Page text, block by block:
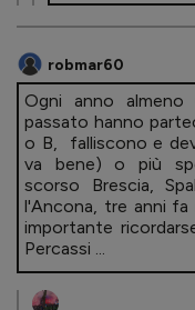
robmar60
Ogni anno
passato hanno
o B, falliscono e
va bene) o più
scorso Brescia,
l'Ancona, tre anni fa
importante
Percassi ...